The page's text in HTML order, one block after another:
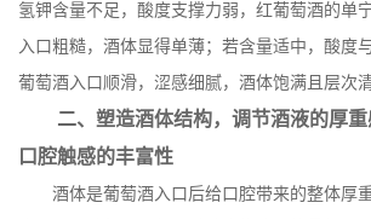
氢钾含量不足，酸度支撑力弱，红葡萄酒的单
入口粗糙，酒体显得单薄；若含量适中，酸度
葡萄酒入口顺滑，涩感细腻，酒体饱满且层次清
二、塑造酒体结构，调节酒液的厚
口腔触感的丰富性
酒体是葡萄酒入口后给口腔带来的整体厚